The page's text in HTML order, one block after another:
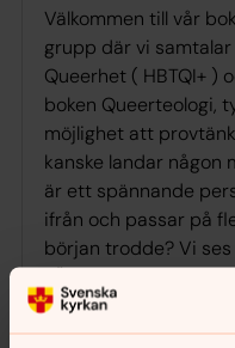
Välkommen till vår
grupp där vi
Queerhet ( HBTQI+ )
boken Queerteologi,
möjlighet att
kanske landar någon
är ett spännande
ifrån och passar på
början trodde? Vi
i Älvsborgs kyrka.
Frågor om boken,
gruppansvarig